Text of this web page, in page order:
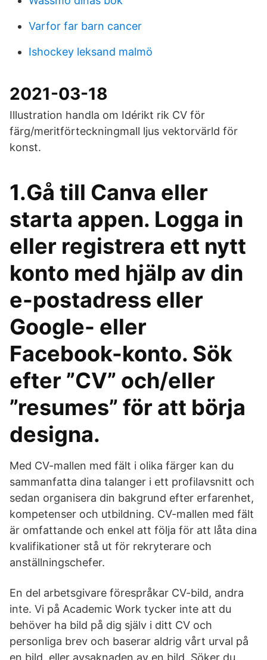
Varfor far barn cancer
Ishockey leksand malmö
2021-03-18
Illustration handla om Idérikt rik CV för
färg/meritförteckningmall ljus vektorvärld för
konst.
1.Gå till Canva eller
starta appen. Logga in
eller registrera ett nytt
konto med hjälp av din
e-postadress eller
Google- eller
Facebook-konto. Sök
efter ”CV” och/eller
”resumes” för att börja
designa.
Med CV-mallen med fält i olika färger kan du
sammanfatta dina talanger i ett profilavsnitt och
sedan organisera din bakgrund efter erfarenhet,
kompetenser och utbildning. CV-mallen med fält
är omfattande och enkel att följa för att låta dina
kvalifikationer stå ut för rekryterare och
anställningschefer.
En del arbetsgivare förespråkar CV-bild, andra
inte. Vi på Academic Work tycker inte att du
behöver ha bild på dig själv i ditt CV och
personliga brev och baserar aldrig vårt urval på
en bild, eller avsaknaden av en bild. Söker du